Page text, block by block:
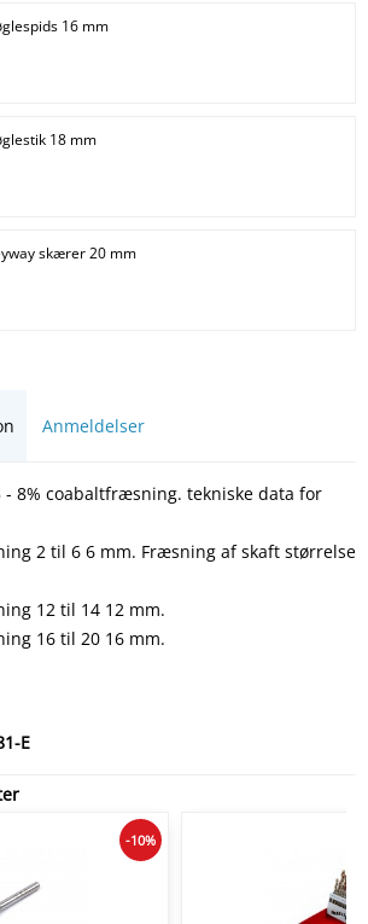
16 mm
18 mm
skærer 20 mm
Anmeldelser
- 8% coabaltfræsning. tekniske data for
2 til 6 6 mm. Fræsning af skaft størrelse
12 til 14 12 mm.
16 til 20 16 mm.
E
-10%